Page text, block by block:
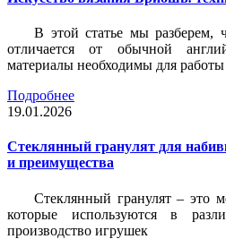
В этой статье мы разберем,
отличается от обычной
материалы необходимы для работы
Подробнее
19.01.2026
Стеклянный гранулят для
и преимущества
Стеклянный гранулят – это
которые используются в
производство игрушек